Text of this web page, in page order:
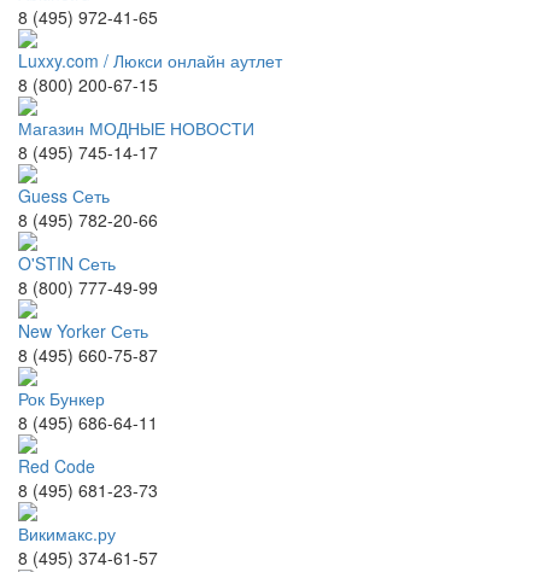
8 (495) 972-41-65
Luxxy.com / Люкси онлайн аутлет
8 (800) 200-67-15
Магазин МОДНЫЕ НОВОСТИ
8 (495) 745-14-17
Guess Сеть
8 (495) 782-20-66
O'STIN Сеть
8 (800) 777-49-99
New Yorker Сеть
8 (495) 660-75-87
Рок Бункер
8 (495) 686-64-11
Red Code
8 (495) 681-23-73
Викимакс.ру
8 (495) 374-61-57